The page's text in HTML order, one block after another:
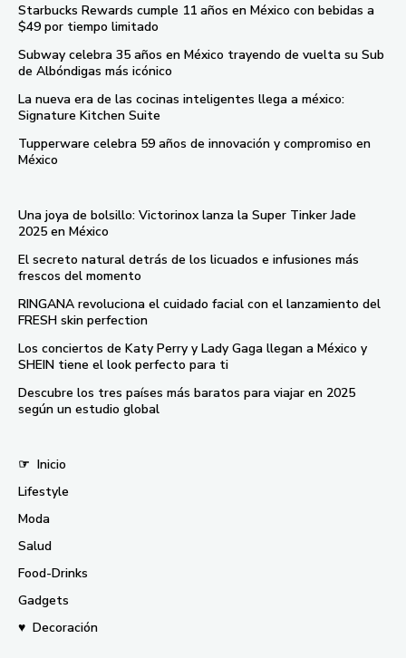
Starbucks Rewards cumple 11 años en México con bebidas a
$49 por tiempo limitado
Subway celebra 35 años en México trayendo de vuelta su Sub
de Albóndigas más icónico
La nueva era de las cocinas inteligentes llega a méxico:
Signature Kitchen Suite
Tupperware celebra 59 años de innovación y compromiso en
México
Una joya de bolsillo: Victorinox lanza la Super Tinker Jade
2025 en México
El secreto natural detrás de los licuados e infusiones más
frescos del momento
RINGANA revoluciona el cuidado facial con el lanzamiento del
FRESH skin perfection
Los conciertos de Katy Perry y Lady Gaga llegan a México y
SHEIN tiene el look perfecto para ti
Descubre los tres países más baratos para viajar en 2025
según un estudio global
☞ Inicio
Lifestyle
Moda
Salud
Food-Drinks
Gadgets
♥ Decoración